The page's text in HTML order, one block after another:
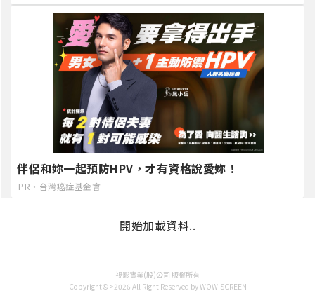
伴侶和妳一起預防HPV，才有資格說愛妳！
PR・台灣癌症基金會
開始加載資料..
視影實業(股)公司 版權所有
Copyright©>2026 All Right Reserved by WOW!SCREEN